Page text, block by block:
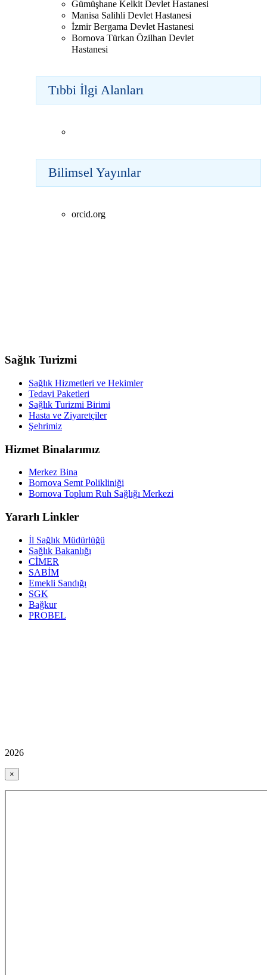
Gümüşhane Kelkit Devlet Hastanesi
Manisa Salihli Devlet Hastanesi
İzmir Bergama Devlet Hastanesi
Bornova Türkan Özilhan Devlet
Hastanesi
Tıbbi İlgi Alanları
Bilimsel Yayınlar
orcid.org
Sağlık Turizmi
Sağlık Hizmetleri ve Hekimler
Tedavi Paketleri
Sağlık Turizmi Birimi
Hasta ve Ziyaretçiler
Şehrimiz
Hizmet Binalarımız
Merkez Bina
Bornova Semt Polikliniği
Bornova Toplum Ruh Sağlığı Merkezi
Yararlı Linkler
İl Sağlık Müdürlüğü
Sağlık Bakanlığı
CİMER
SABİM
Emekli Sandığı
SGK
Bağkur
PROBEL
2026
×